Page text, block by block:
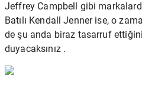
Jeffrey Campbell gibi
Batılı Kendall Jenner ise, o
de şu anda biraz tasarruf
duyacaksınız .